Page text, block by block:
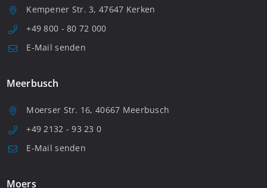
Kempener Str. 3, 47647 Kerken
+49 800 - 80 72 000
E-Mail senden
Meerbusch
Moerser Str. 16, 40667 Meerbusch
+49 2132 - 93 23 0
E-Mail senden
Moers